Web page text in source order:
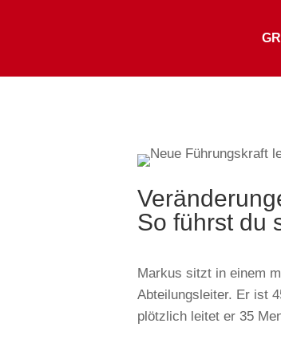
So führst du
Markus sitzt in einem
Abteilungsleiter. Er ist
plötzlich leitet er 35